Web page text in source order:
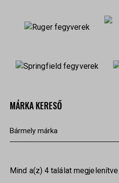
MÁRKA KERESŐ
Mind a(z) 4 találat megjelenítve